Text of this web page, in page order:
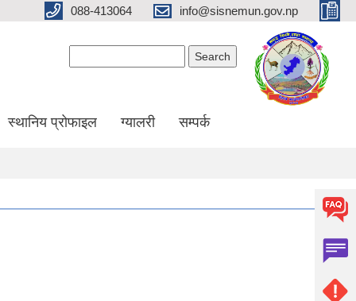
088-413064 info@sisnemun.gov.np
स्थानिय प्रोफाइल ग्यालरी सम्पर्क